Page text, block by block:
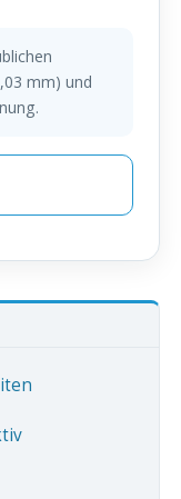
mm) und